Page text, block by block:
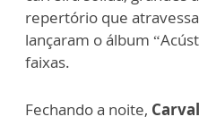
repertório que
lançaram o álbum
faixas.
Fechando a noite,